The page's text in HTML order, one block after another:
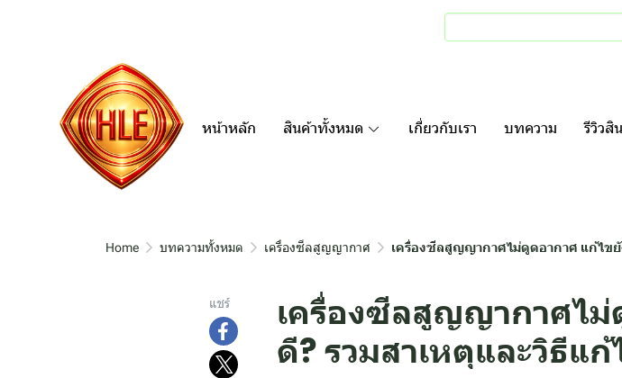
หน้าหลัก สินค้าทั้งหมด เกี่ยวกับเรา บทความ รีวิวสิ
Home บทความทั้งหมด เครื่องซีลสูญญากาศ เครื่องซีลสูญญากาศไม่ดูดอากาศ แก้ไขยั
แชร์
เครื่องซีลสูญญากาศไม่
ดี? รวมสาเหตุและวิธีแ